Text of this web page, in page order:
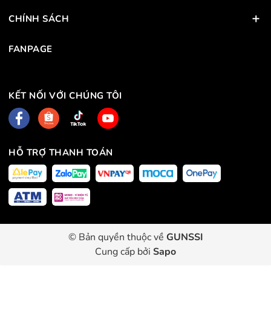
CHÍNH SÁCH
FANPAGE
KẾT NỐI VỚI CHÚNG TÔI
HỖ TRỢ THANH TOÁN
© Bản quyền thuộc về GUNSSI
Cung cấp bởi Sapo